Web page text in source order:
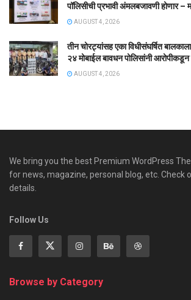
पॉलिसीची प्रभावी अंमलबजावणी होणार –
AUGUST 4, 2026
तीन चोरट्यांसह एका विधीसंघर्षित
२४ मोबाईल बावधन पोलिसांनी
AUGUST 4, 2026
We bring you the best Premium WordPress
for news, magazine, personal blog, etc. Check
details.
Follow Us
Browse by Category